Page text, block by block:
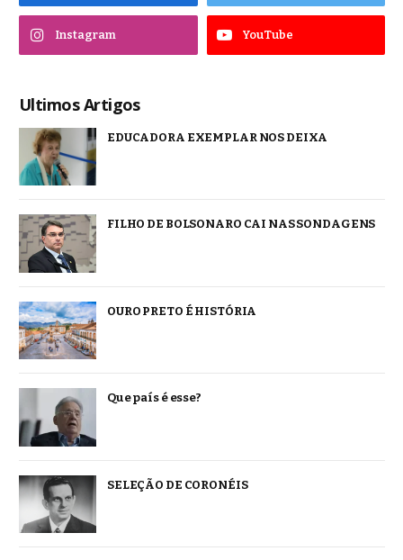
Instagram YouTube
Ultimos Artigos
EDUCADORA EXEMPLAR NOS DEIXA
FILHO DE BOLSONARO CAI NAS SONDAGENS
OURO PRETO É HISTÓRIA
Que país é esse?
SELEÇÃO DE CORONÉIS